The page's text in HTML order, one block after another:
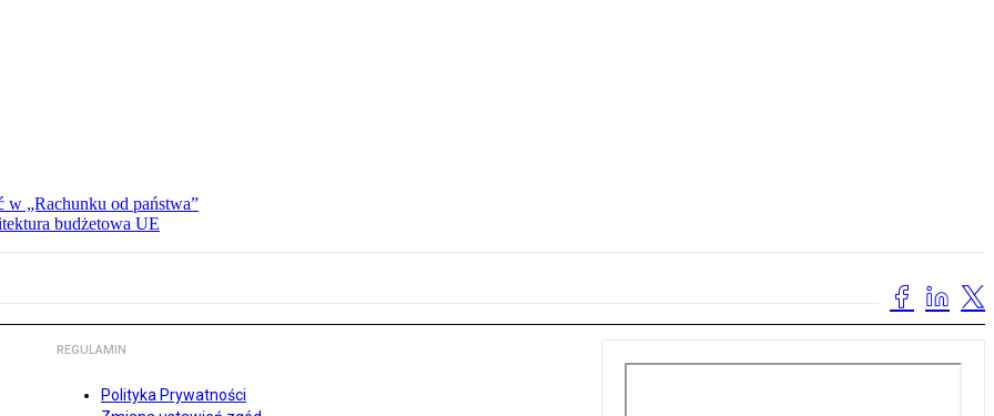
„Rachunku od państwa”
budżetowa UE
REGULAMIN
Polityka Prywatności